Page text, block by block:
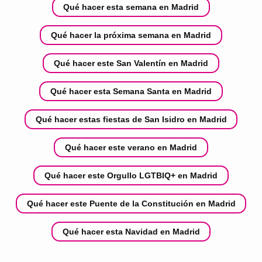
Qué hacer esta semana en Madrid
Qué hacer la próxima semana en Madrid
Qué hacer este San Valentín en Madrid
Qué hacer esta Semana Santa en Madrid
Qué hacer estas fiestas de San Isidro en Madrid
Qué hacer este verano en Madrid
Qué hacer este Orgullo LGTBIQ+ en Madrid
Qué hacer este Puente de la Constitución en Madrid
Qué hacer esta Navidad en Madrid